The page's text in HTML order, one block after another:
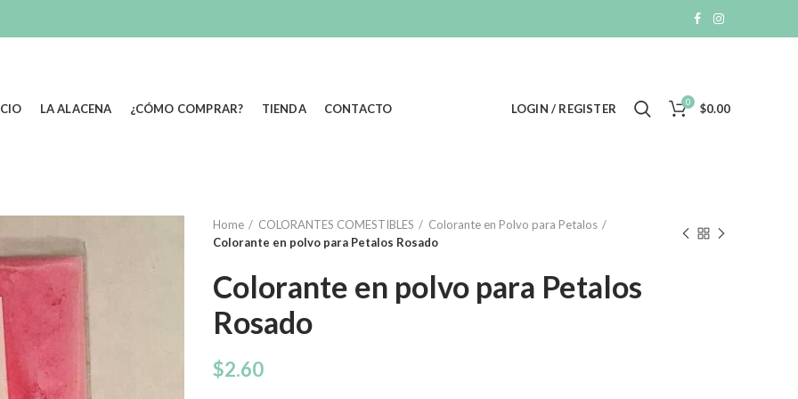
LA ALACENA ¿CÓMO COMPRAR? TIENDA CONTACTO LOGIN / REGISTER 0 $0.00
Home COLORANTES COMESTIBLES
Colorante en Polvo para Petalos
Colorante en polvo para Petalos Rosado
Colorante en polvo para Petalos
Rosado
$2.60